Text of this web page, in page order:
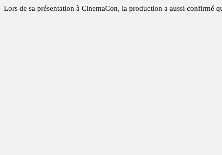
Lors de sa présentation à CinemaCon, la production a aussi